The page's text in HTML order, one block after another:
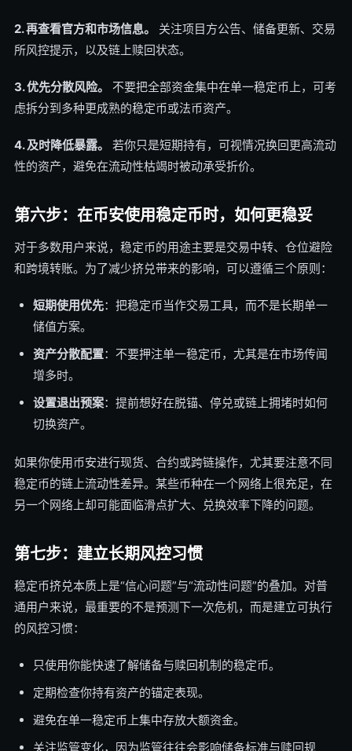
2. 再查看官方和市场信息。
关注项目方公告、储备更新、交易
所风控提示，以及链上赎回状态。
3. 优先分散风险。
不要把全部资金集中在单一稳定币上，可考
虑拆分到多种更成熟的稳定币或法币资产。
4. 及时降低暴露。
若你只是短期持有，可视情况换回更高流动
性的资产，避免在流动性枯竭时被动承受折价。
第六步：在币安使用稳定币时，如何更稳妥
对于多数用户来说，稳定币的用途主要是交易中转、仓位避险
和跨境转账。为了减少挤兑带来的影响，可以遵循三个原则：
短期使用优先：把稳定币当作交易工具，而不是长期单一
储值方案。
资产分散配置：不要押注单一稳定币，尤其是在市场传闻
增多时。
设置退出预案：提前想好在脱锚、停兑或链上拥堵时如何
切换资产。
如果你使用币安进行现货、合约或跨链操作，尤其要注意不同
稳定币的链上流动性差异。某些币种在一个网络上很充足，在
另一个网络上却可能面临滑点扩大、兑换效率下降的问题。
第七步：建立长期风控习惯
稳定币挤兑本质上是“信心问题”与“流动性问题”的叠加。对普
通用户来说，最重要的不是预测下一次危机，而是建立可执行
的风控习惯：
只使用你能快速了解储备与赎回机制的稳定币。
定期检查你持有资产的锚定表现。
避免在单一稳定币上集中存放大额资金。
关注监管变化，因为监管往往会影响储备标准与赎回规